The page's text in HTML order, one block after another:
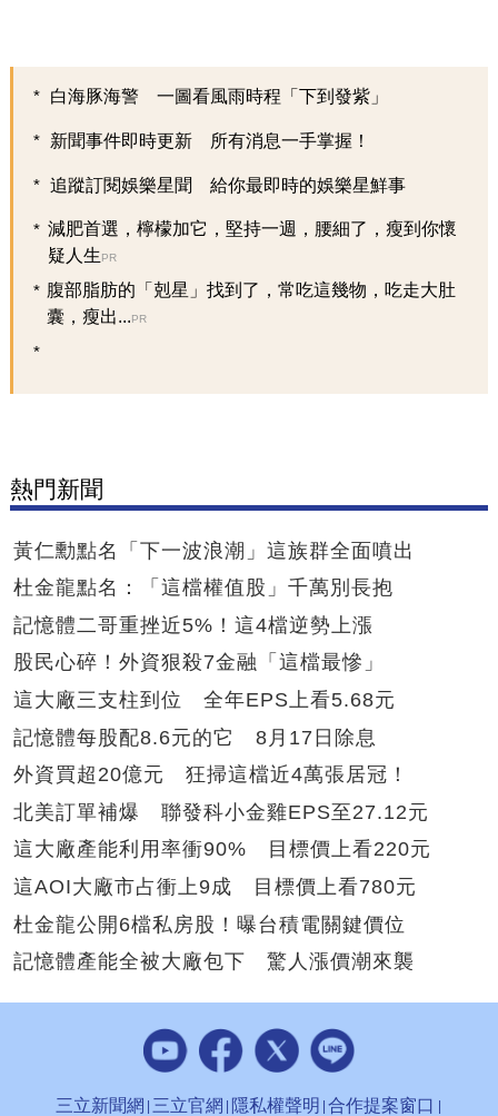
白海豚海警 一圖看風雨時程「下到發紫」
新聞事件即時更新 所有消息一手掌握！
追蹤訂閱娛樂星聞 給你最即時的娛樂星鮮事
減肥首選，檸檬加它，堅持一週，腰細了，瘦到你懷
疑人生PR
腹部脂肪的「剋星」找到了，常吃這幾物，吃走大肚
囊，瘦出...PR
熱門新聞
黃仁勳點名「下一波浪潮」這族群全面噴出
杜金龍點名：「這檔權值股」千萬別長抱
記憶體二哥重挫近5%！這4檔逆勢上漲
股民心碎！外資狠殺7金融「這檔最慘」
這大廠三支柱到位 全年EPS上看5.68元
記憶體每股配8.6元的它 8月17日除息
外資買超20億元 狂掃這檔近4萬張居冠！
北美訂單補爆 聯發科小金雞EPS至27.12元
這大廠產能利用率衝90% 目標價上看220元
這AOI大廠市占衝上9成 目標價上看780元
杜金龍公開6檔私房股！曝台積電關鍵價位
記憶體產能全被大廠包下 驚人漲價潮來襲
三立新聞網 三立官網 隱私權聲明 合作提案窗口